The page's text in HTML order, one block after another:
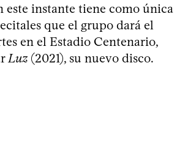
este instante tiene como única
que el grupo dará el
en el Estadio Centenario,
Luz (2021), su nuevo disco.